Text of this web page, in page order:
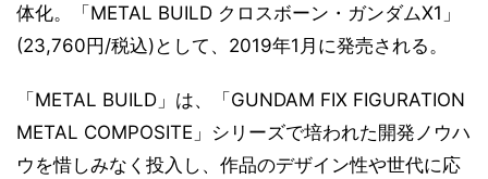
体化。「METAL BUILD クロスボーン・ガンダムX1」
(23,760円/税込)として、2019年1月に発売される。
「METAL BUILD」は、「GUNDAM FIX FIGURATION
METAL COMPOSITE」シリーズで培われた開発ノウハ
ウを惜しみなく投入し、作品のデザイン性や世代に応